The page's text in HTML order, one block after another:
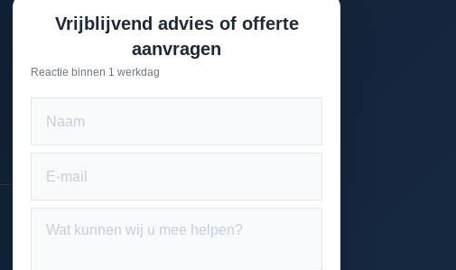
Vrijblijvend advies of offerte
aanvragen
Reactie binnen 1 werkdag